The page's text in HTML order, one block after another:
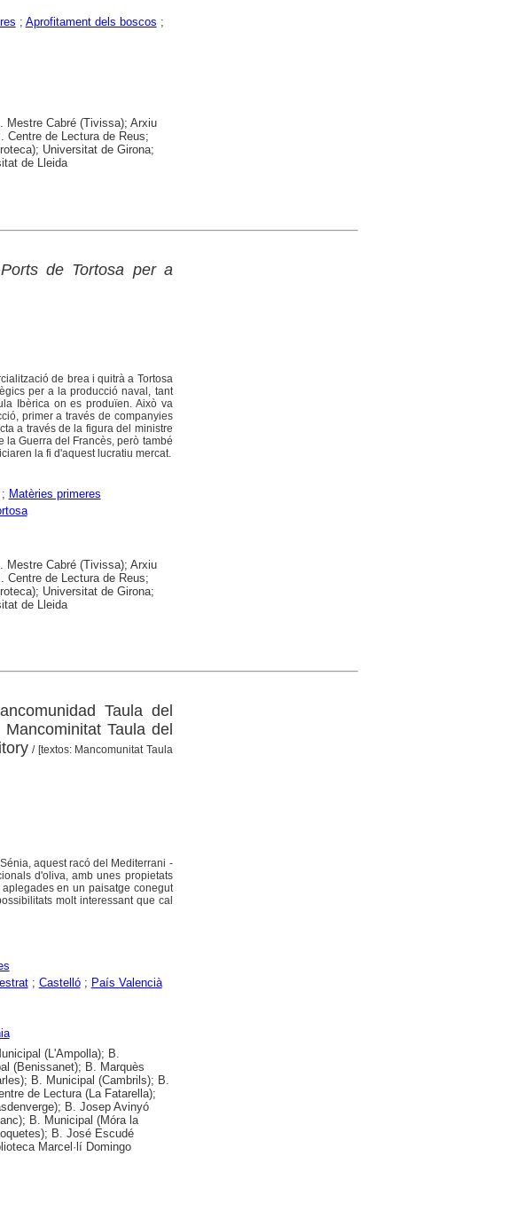
; Aprofitament dels boscos ;
Mestre Cabré (Tivissa); Arxiu
Centre de Lectura de Reus;
Universitat de Girona;
de Lleida
de Tortosa per a
de brea i quitrà a Tortosa
per a la producció naval, tant
Ibèrica on es produïen. Això va
primer a través de companyies
a través de la figura del ministre
la Guerra del Francès, però també
la fi d'aquest lucratiu mercat.
; Matèries primeres
Mestre Cabré (Tivissa); Arxiu
Centre de Lectura de Reus;
Universitat de Girona;
de Lleida
Taula del
Taula del
/ [textos: Mancomunitat Taula
aquest racó del Mediterrani -
d'oliva, amb unes propietats
en un paisatge conegut
molt interessant que cal
; Castelló; País Valencià
(L'Ampolla); B.
(Benissanet); B. Marquès
B. Municipal (Cambrils); B.
de Lectura (La Fatarella);
B. Josep Avinyó
B. Municipal (Móra la
B. José Escudé
Marcel·lí Domingo